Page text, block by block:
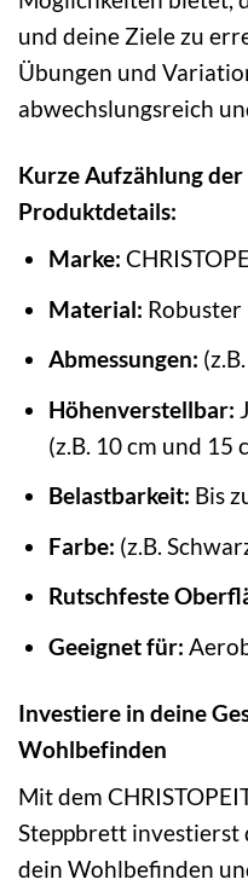
und deine Ziele zu
Übungen und
abwechslungsreich
Kurze Aufzählung
Produktdetails:
Marke:
Material:
Abmessungen:
Höhenverstellbar:
(z.B. 10 cm und 15
Belastbarkeit: Bis
Farbe: (z.B.
Rutschfeste
Geeignet für:
Investiere in deine
Wohlbefinden
Mit dem
Steppbrett investierst
dein Wohlbefinden